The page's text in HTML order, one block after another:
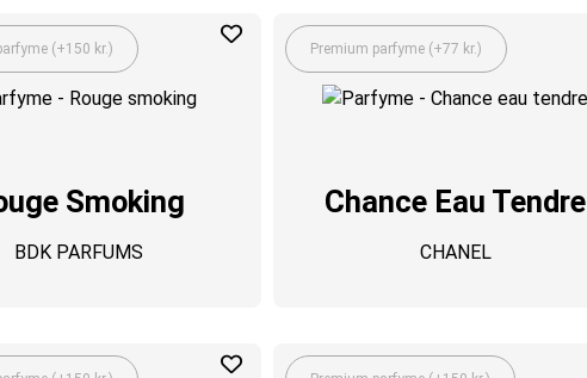
(+150 kr.)
Smoking
BDK PARFUMS
Premium parfyme (+77 kr.)
Chance Eau Tendre
CHANEL